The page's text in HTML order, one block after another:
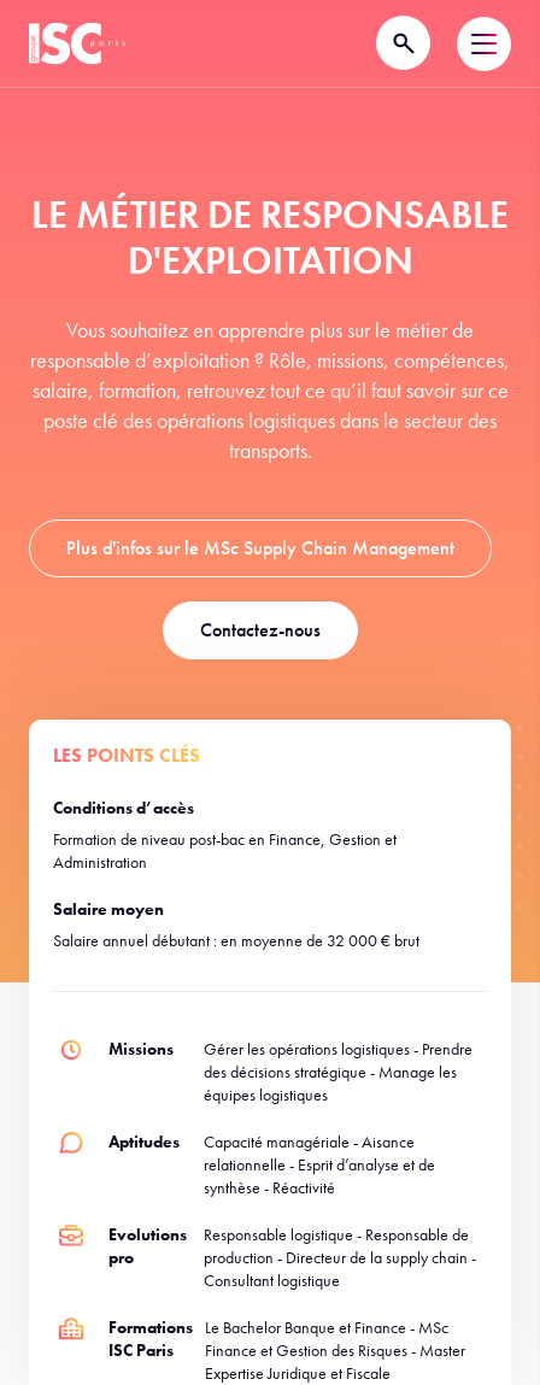
LE MÉTIER DE RESPONSABLE
D'EXPLOITATION
Vous souhaitez en apprendre plus sur le métier de
responsable d’exploitation ? Rôle, missions, compétences,
salaire, formation, retrouvez tout ce qu’il faut savoir sur ce
poste clé des opérations logistiques dans le secteur des
transports.
Plus d'infos sur le MSc Supply Chain Management
Contactez-nous
LES POINTS CLÉS
Conditions d’accès
Formation de niveau post-bac en Finance, Gestion et
Administration
Salaire moyen
Salaire annuel débutant : en moyenne de 32 000 € brut
Missions
Gérer les opérations logistiques - Prendre
des décisions stratégique - Manage les
équipes logistiques
Aptitudes
Capacité managériale - Aisance
relationnelle - Esprit d’analyse et de
synthèse - Réactivité
Evolutions
pro
Responsable logistique - Responsable de
production - Directeur de la supply chain -
Consultant logistique
Formations
ISC Paris
Le Bachelor Banque et Finance - MSc
Finance et Gestion des Risques - Master
Expertise Juridique et Fiscale